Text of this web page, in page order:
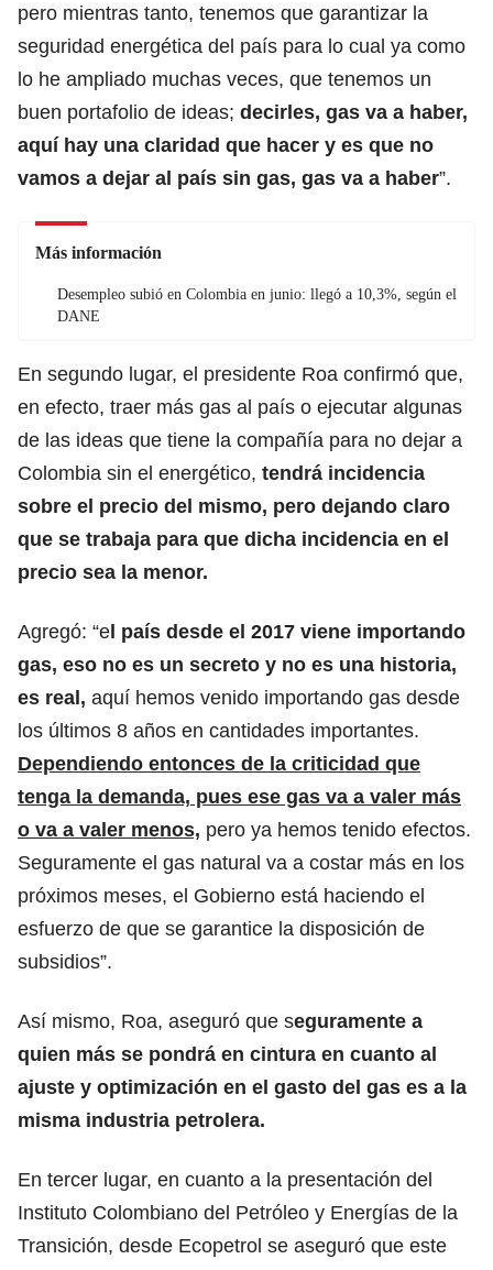
pero mientras tanto, tenemos que garantizar la
seguridad energética del país para lo cual ya como
lo he ampliado muchas veces, que tenemos un
buen portafolio de ideas; decirles, gas va a haber,
aquí hay una claridad que hacer y es que no
vamos a dejar al país sin gas, gas va a haber”.
Más información
Desempleo subió en Colombia en junio: llegó a 10,3%, según el
DANE
En segundo lugar, el presidente Roa confirmó que,
en efecto, traer más gas al país o ejecutar algunas
de las ideas que tiene la compañía para no dejar a
Colombia sin el energético, tendrá incidencia
sobre el precio del mismo, pero dejando claro
que se trabaja para que dicha incidencia en el
precio sea la menor.
Agregó: “el país desde el 2017 viene importando
gas, eso no es un secreto y no es una historia,
es real, aquí hemos venido importando gas desde
los últimos 8 años en cantidades importantes.
Dependiendo entonces de la criticidad que
tenga la demanda, pues ese gas va a valer más
o va a valer menos, pero ya hemos tenido efectos.
Seguramente el gas natural va a costar más en los
próximos meses, el Gobierno está haciendo el
esfuerzo de que se garantice la disposición de
subsidios”.
Así mismo, Roa, aseguró que seguramente a
quien más se pondrá en cintura en cuanto al
ajuste y optimización en el gasto del gas es a la
misma industria petrolera.
En tercer lugar, en cuanto a la presentación del
Instituto Colombiano del Petróleo y Energías de la
Transición, desde Ecopetrol se aseguró que este